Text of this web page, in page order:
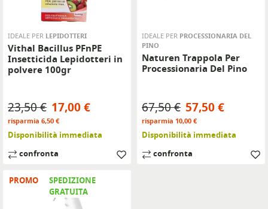
IDEALE PER LEPIDOTTERI
Vithal Bacillus PFnPE
Insetticida Lepidotteri in
polvere 100gr
Prezzo base
23,50 € Prezzo
17,00 €
risparmia 6,50 €
Disponibilità immediata
confronta
IDEALE PER PROCESSIONARIA DEL
PINO
Naturen Trappola Per
Processionaria Del Pino
Prezzo base
67,50 € Prezzo
57,50 €
risparmia 10,00 €
Disponibilità immediata
confronta
PROMO
SPEDIZIONE
GRATUITA